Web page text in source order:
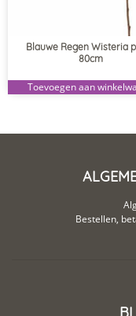
Blauwe Regen Wisteria
80cm
Toevoegen aan
Bestellen,